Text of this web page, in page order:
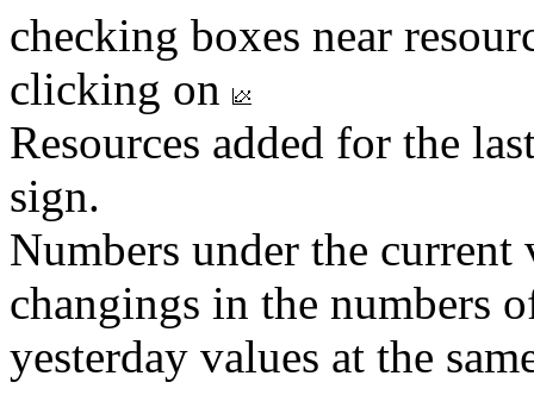
checking boxes near
clicking on
Resources added for the
sign.
Numbers under the
changings in the numbers
yesterday values at the